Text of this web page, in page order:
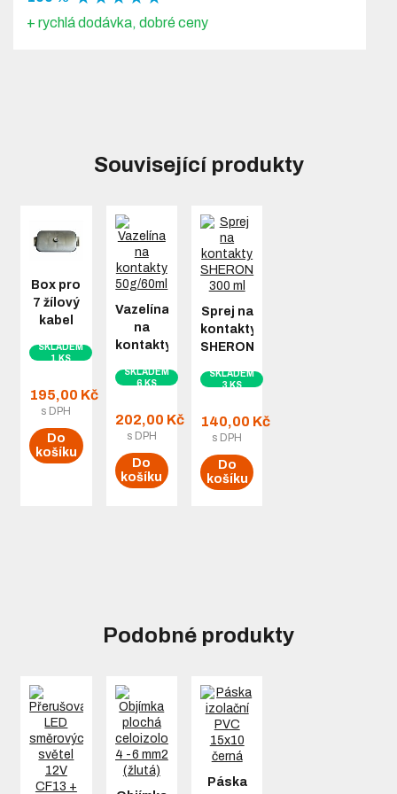
+ rychlá dodávka, dobré ceny
Související produkty
Box pro
7 žílový
kabel
SKLADEM
1 KS
195,00 Kč
s DPH
Do
košíku
Vazelína
na
kontakty
SKLADEM
6 KS
202,00 Kč
s DPH
Do
košíku
Sprej na
kontakty
SHERON
SKLADEM
3 KS
140,00 Kč
s DPH
Do
košíku
Podobné produkty
Páska